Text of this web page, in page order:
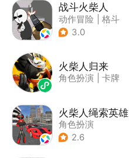
战斗火柴人
动作冒险
格斗
| 横版过关
3.0
火柴人归来
角色扮演 卡牌
火柴人绳索英雄
角色扮演
| 第三人称射击
2.6